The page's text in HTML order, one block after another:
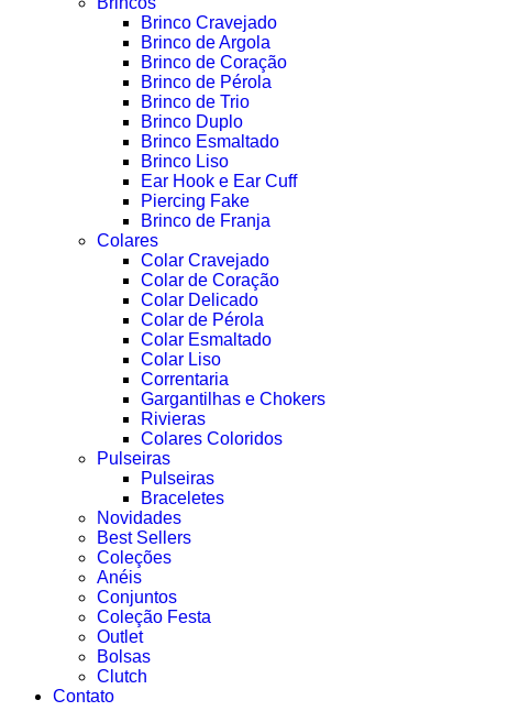
Brinco Cravejado
Brinco de Argola
Brinco de Coração
Brinco de Pérola
Brinco de Trio
Brinco Duplo
Brinco Esmaltado
Brinco Liso
Ear Hook e Ear Cuff
Piercing Fake
Brinco de Franja
Colares
Colar Cravejado
Colar de Coração
Colar Delicado
Colar de Pérola
Colar Esmaltado
Colar Liso
Correntaria
Gargantilhas e Chokers
Rivieras
Colares Coloridos
Pulseiras
Pulseiras
Braceletes
Novidades
Best Sellers
Coleções
Anéis
Conjuntos
Coleção Festa
Outlet
Bolsas
Clutch
Contato